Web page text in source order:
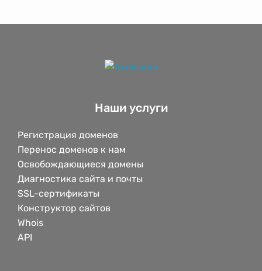
Наши услуги
Регистрация доменов
Перенос доменов к нам
Освобождающиеся домены
Диагностика сайта и почты
SSL-сертификаты
Конструктор сайтов
Whois
API